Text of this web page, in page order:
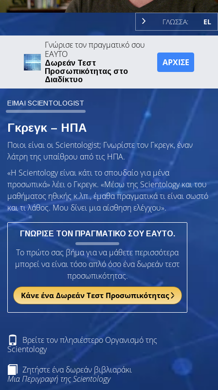
ΓΛΩΣΣΑ: EL
Γνώρισε τον πραγματικό σου
ΕΑΥΤΟ
Δωρεάν Τεστ
Προσωπικότητας στο
Διαδίκτυο
ΑΡΧΙΣΕ
ΕΙΜΑΙ SCIENTOLOGIST
Γκρεγκ – ΗΠΑ
Ποιοι είναι οι Scientologist; Γνωρίστε τον Γκρεγκ, έναν
λάτρη της υπαίθρου από τις ΗΠΑ.
«Η Scientology είναι κάτι το σπουδαίο για μένα
προσωπικά» λέει ο Γκρεγκ. «Μέσω της Scientology και του
μαθήματος ηθικής κ.λπ., έμαθα πραγματικά τι είναι σωστό
και τι λάθος. Μου δίνει μια αίσθηση ελέγχου».
ΓΝΩΡΙΣΕ ΤΟΝ ΠΡΑΓΜΑΤΙΚΟ ΣΟΥ ΕΑΥΤΟ.
Το πρώτο σας βήμα για να μάθετε περισσότερα
μπορεί να είναι τόσο απλό όσο ένα δωρεάν τεστ
προσωπικότητας.
Κάνε ένα Δωρεάν Τεστ Προσωπικότητας
Βρείτε τον πλησιέστερο Οργανισμό της
Scientology
Ζητήστε ένα δωρεάν βιβλιαράκι
Μια Περιγραφή της Scientology